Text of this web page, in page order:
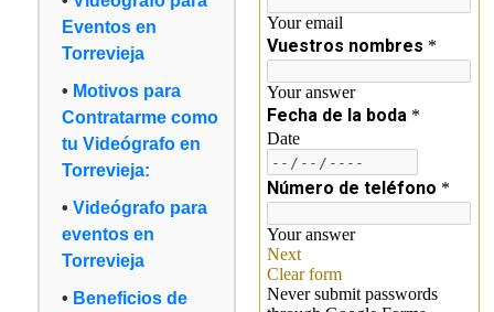
Eventos en
Torrevieja
Motivos para
Contratarme como
tu Videógrafo en
Torrevieja:
Videógrafo para
eventos en
Torrevieja
Beneficios de